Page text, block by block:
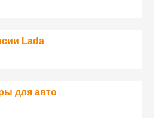
Lada
для авто